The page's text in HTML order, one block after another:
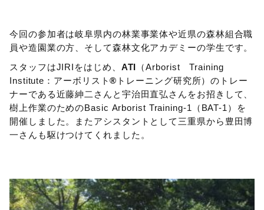
今回の参加者は岐阜県内の林業事業体や近県の森林組合職
員や造園業の方、そして森林文化アカデミーの学生です。
スタッフはJIRIをはじめ、 ATI （Arborist Training
Institute：アーボリスト® トレーニング研究所）のトレー
ナーである近藤紳二さんと宇治田直弘さんをお招きして、
樹上作業のためのBasic Arborist Training-1（BAT-1）を
開催しました。またアシスタントとして三重県から豊田博
一さんも駆けつけてくれました。